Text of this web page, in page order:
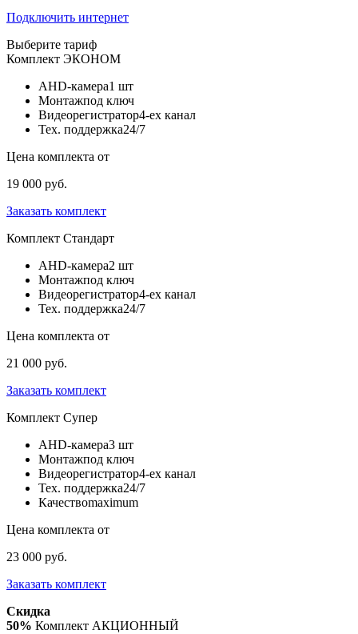
Подключить интернет
Выберите тариф
Комплект ЭКОНОМ
AHD-камера1 шт
Монтажпод ключ
Видеорегистратор4-ех канал
Тех. поддержка24/7
Цена комплекта от
19 000 руб.
Заказать комплект
Комплект Стандарт
AHD-камера2 шт
Монтажпод ключ
Видеорегистратор4-ех канал
Тех. поддержка24/7
Цена комплекта от
21 000 руб.
Заказать комплект
Комплект Супер
AHD-камера3 шт
Монтажпод ключ
Видеорегистратор4-ех канал
Тех. поддержка24/7
Качествоmaximum
Цена комплекта от
23 000 руб.
Заказать комплект
Скидка
50% Комплект АКЦИОННЫЙ